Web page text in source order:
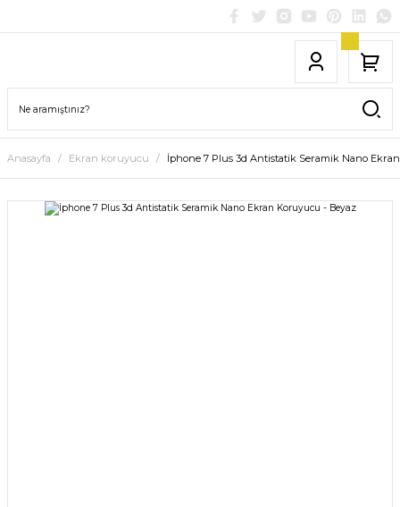
Anasayfa Ekran koruyucu İphone 7 Plus 3d Antistatik Seramik Nano